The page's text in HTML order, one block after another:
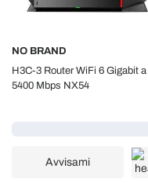
NO BRAND
H3C-3 Router WiFi 6 Gigabit a
5400 Mbps NX54
Avvisami